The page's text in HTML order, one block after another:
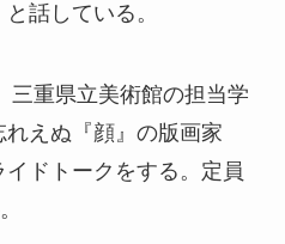
話している。
重県立美術館の担当学
れえぬ『顔』の版画家
ドトークをする。定員